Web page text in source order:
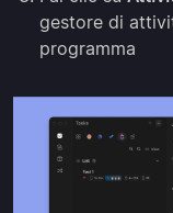
gestore di
programma